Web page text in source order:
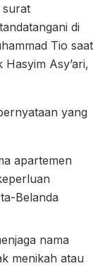
surat
di
Tio saat
Asy’ari,
yang
apartemen
Belanda
nama
menikah atau